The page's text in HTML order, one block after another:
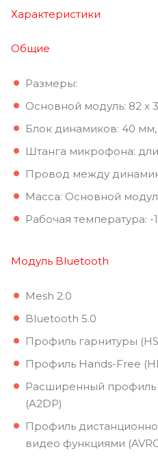
Характеристики
Общие
Размеры:
Основной модуль: 82 x
Блок динамиков: 40
Штанга микрофона:
Провод между
Масса: Основной
Рабочая температура: -
Модуль Bluetooth
Mesh 2.0
Bluetooth 5.0
Профиль гарнитуры
Профиль Hands-Free
Расширенный
(A2DP)
Профиль
видео функциями